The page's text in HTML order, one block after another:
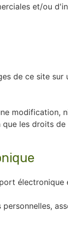
et/ou
de ce site
modification,
les droits